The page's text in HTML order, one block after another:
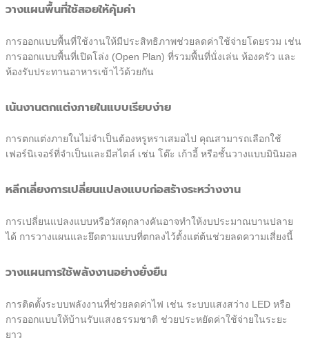
วางแผนพื้นที่ใช้สอยให้คุ้มค่า
การออกแบบพื้นที่ใช้งานให้มีประสิทธิภาพช่วยลดค่าใช้จ่ายโดยรวม เช่น
การออกแบบพื้นที่เปิดโล่ง (Open Plan) ที่รวมพื้นที่นั่งเล่น ห้องครัว และ
ห้องรับประทานอาหารเข้าไว้ด้วยกัน
เน้นงานตกแต่งภายในแบบเรียบง่าย
การตกแต่งภายในไม่จำเป็นต้องหรูหราเสมอไป คุณสามารถเลือกใช้
เฟอร์นิเจอร์ที่จำเป็นและมีสไตล์ เช่น โต๊ะ เก้าอี้ หรือชั้นวางแบบมินิมอล
หลีกเลี่ยงการเปลี่ยนแปลงแบบก่อสร้างระหว่างงาน
การเปลี่ยนแปลงแบบหรือวัสดุกลางคันอาจทำให้งบประมาณบานปลาย
ได้ การวางแผนและยึดตามแบบที่ตกลงไว้ตั้งแต่ต้นช่วยลดความเสี่ยงนี้
วางแผนการใช้พลังงานอย่างยั่งยืน
การติดตั้งระบบพลังงานที่ช่วยลดค่าไฟ เช่น ระบบแสงสว่าง LED หรือ
การออกแบบให้บ้านรับแสงธรรมชาติ ช่วยประหยัดค่าใช้จ่ายในระยะ
ยาว